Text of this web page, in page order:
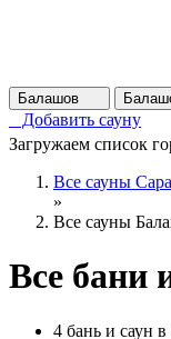
Балашов
Добавить сауну
Загружаем список
Все сауны
»
Все сауны
Все бани
4 бань и саун